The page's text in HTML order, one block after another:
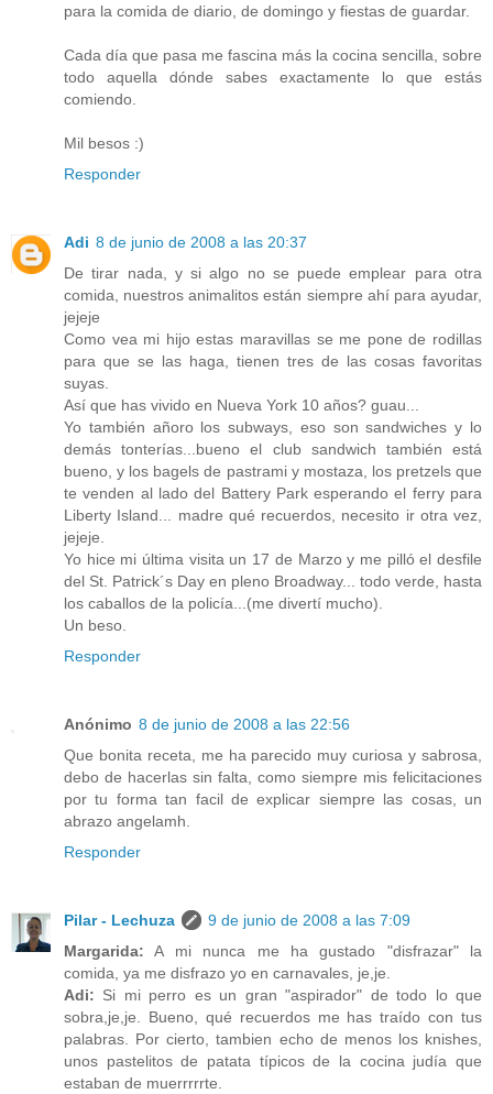
para la comida de diario, de domingo y fiestas de guardar.
Cada día que pasa me fascina más la cocina sencilla, sobre
todo aquella dónde sabes exactamente lo que estás
comiendo.
Mil besos :)
Responder
Adi 8 de junio de 2008 a las 20:37
De tirar nada, y si algo no se puede emplear para otra
comida, nuestros animalitos están siempre ahí para ayudar,
jejeje
Como vea mi hijo estas maravillas se me pone de rodillas
para que se las haga, tienen tres de las cosas favoritas
suyas.
Así que has vivido en Nueva York 10 años? guau...
Yo también añoro los subways, eso son sandwiches y lo
demás tonterías...bueno el club sandwich también está
bueno, y los bagels de pastrami y mostaza, los pretzels que
te venden al lado del Battery Park esperando el ferry para
Liberty Island... madre qué recuerdos, necesito ir otra vez,
jejeje.
Yo hice mi última visita un 17 de Marzo y me pilló el desfile
del St. Patrick´s Day en pleno Broadway... todo verde, hasta
los caballos de la policía...(me divertí mucho).
Un beso.
Responder
Anónimo 8 de junio de 2008 a las 22:56
Que bonita receta, me ha parecido muy curiosa y sabrosa,
debo de hacerlas sin falta, como siempre mis felicitaciones
por tu forma tan facil de explicar siempre las cosas, un
abrazo angelamh.
Responder
Pilar - Lechuza
9 de junio de 2008 a las 7:09
Margarida: A mi nunca me ha gustado "disfrazar" la
comida, ya me disfrazo yo en carnavales, je,je.
Adi: Si mi perro es un gran "aspirador" de todo lo que
sobra,je,je. Bueno, qué recuerdos me has traído con tus
palabras. Por cierto, tambien echo de menos los knishes,
unos pastelitos de patata típicos de la cocina judía que
estaban de muerrrrrte.